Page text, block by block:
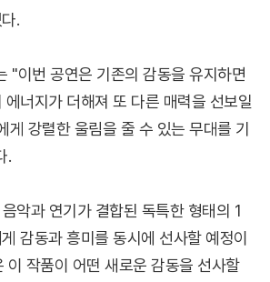
.
"이번 공연은 기존의 감동을 유지하면
너지가 더해져 또 다른 매력을 선보일
게 강렬한 울림을 줄 수 있는 무대를 기
.
악과 연기가 결합된 독특한 형태의 1
감동과 흥미를 동시에 선사할 예정이
이 작품이 어떤 새로운 감동을 선사할